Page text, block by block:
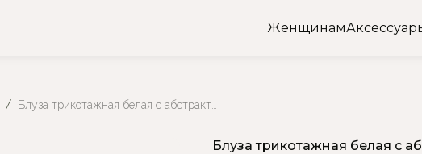
Женщинам
Блуза трикотажная белая с